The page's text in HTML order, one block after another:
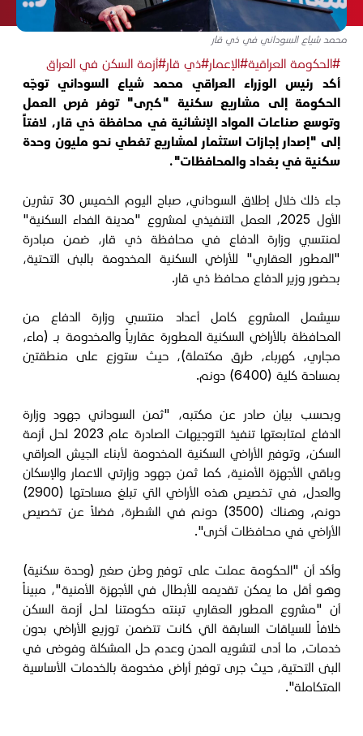
محمد شياع السوداني في ذي قار
#الحكومة العراقية#الإعمار#ذي قار#أزمة السكن في العراق
أكد رئيس الوزراء العراقي محمد شياع السوداني توجّه
الحكومة إلى مشاريع سكنية "كبرى" توفر فرص العمل
وتوسع صناعات المواد الإنشائية في محافظة ذي قار، لافتاً
إلى "إصدار إجازات استثمار لمشاريع تغطي نحو مليون وحدة
سكنية في بغداد والمحافظات".
جاء ذلك خلال إطلاق السوداني، صباح اليوم الخميس 30 تشرين
الأول 2025، العمل التنفيذي لمشروع "مدينة الفداء السكنية"
لمنتسبي وزارة الدفاع في محافظة ذي قار، ضمن مبادرة
"المطور العقاري" للأراضي السكنية المخدومة بالبنى التحتية،
بحضور وزير الدفاع محافظ ذي قار.
سيشمل المشروع كامل أعداد منتسبي وزارة الدفاع من
المحافظة بالأراضي السكنية المطورة عقارياً والمخدومة بـ (ماء،
مجاري، كهرباء، طرق مكتملة)، حيث ستوزع على منطقتين
بمساحة كلية (6400) دونم.
وبحسب بيان صادر عن مكتبه، "ثمن السوداني جهود وزارة
الدفاع لمتابعتها تنفيذ التوجيهات الصادرة عام 2023 لحل أزمة
السكن، وتوفير الأراضي السكنية المخدومة لأبناء الجيش العراقي
وباقي الأجهزة الأمنية، كما ثمن جهود وزارتي الاعمار والإسكان
والعدل، في تخصيص هذه الأراضي التي تبلغ مساحتها (2900)
دونم، وهناك (3500) دونم في الشطرة، فضلاً عن تخصيص
الأراضي في محافظات أخرى".
وأكد أن "الحكومة عملت على توفير وطن صغير (وحدة سكنية)
وهو أقل ما يمكن تقديمه للأبطال في الأجهزة الأمنية"، مبيناً
أن "مشروع المطور العقاري تبنته حكومتنا لحل أزمة السكن
خلافاً للسياقات السابقة التي كانت تتضمن توزيع الأراضي بدون
خدمات، ما أدى لتشويه المدن وعدم حل المشكلة وفوضى في
البنى التحتية، حيث جرى توفير أراض مخدومة بالخدمات الأساسية
المتكاملة".